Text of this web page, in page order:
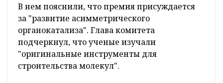
В нем пояснили, что премия присуждается
за "развитие асимметрического
органокатализа". Глава комитета
подчеркнул, что ученые изучали
"оригинальные инструменты для
строительства молекул".